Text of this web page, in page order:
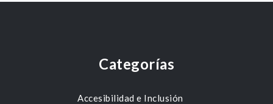
Categorías
Accesibilidad e Inclusión